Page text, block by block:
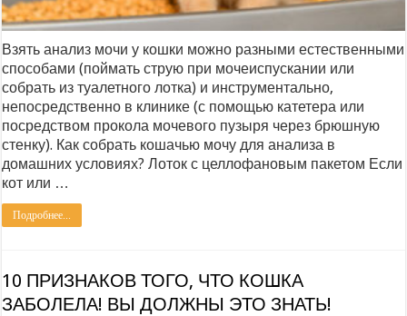
Взять анализ мочи у кошки можно разными естественными
способами (поймать струю при мочеиспускании или
собрать из туалетного лотка) и инструментально,
непосредственно в клинике (с помощью катетера или
посредством прокола мочевого пузыря через брюшную
стенку). Как собрать кошачью мочу для анализа в
домашних условиях? Лоток с целлофановым пакетом Если
кот или …
Подробнее...
10 ПРИЗНАКОВ ТОГО, ЧТО КОШКА
ЗАБОЛЕЛА! ВЫ ДОЛЖНЫ ЭТО ЗНАТЬ!